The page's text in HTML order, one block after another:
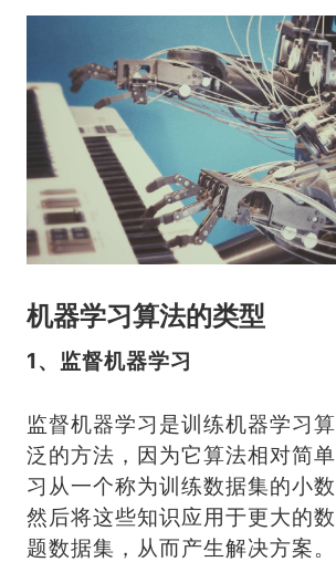
机器学习算法的类型
1、监督机器学习
监督机器学习是训练机器学习
泛的方法，因为它算法相对简
习从一个称为训练数据集的小数
然后将这些知识应用于更大的
题数据集，从而产生解决方案